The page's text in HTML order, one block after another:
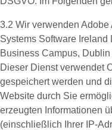
3.2 Wir verwenden Adobe
Systems Software
Business Campus,
Dieser Dienst verwendet
gespeichert werden und
Website durch Sie
erzeugten Informationen
(einschließlich Ihrer IP-